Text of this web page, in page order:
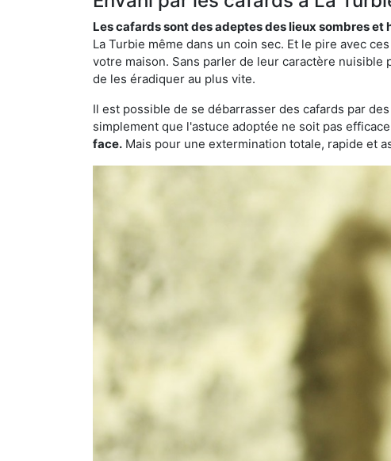
Les cafards sont des adeptes des lieux sombres et
La Turbie même dans un coin sec. Et le pire avec
votre maison. Sans parler de leur caractère
de les éradiquer au plus vite.
Il est possible de se débarrasser des cafards par
simplement que l'astuce adoptée ne soit pas
face. Mais pour une extermination totale, rapide et